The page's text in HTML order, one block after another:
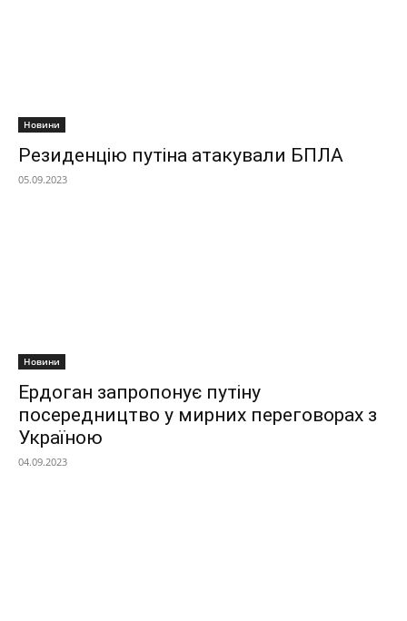
Новини
Резиденцію путіна атакували БПЛА
05.09.2023
Новини
Ердоган запропонує путіну
посередництво у мирних переговорах з
Україною
04.09.2023